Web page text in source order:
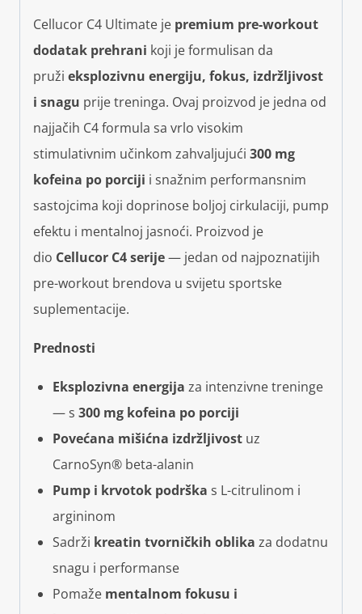
Cellucor C4 Ultimate je premium pre-workout
dodatak prehrani koji je formulisan da
pruži eksplozivnu energiju, fokus, izdržljivost
i snagu prije treninga. Ovaj proizvod je jedna od
najjačih C4 formula sa vrlo visokim
stimulativnim učinkom zahvaljujući 300 mg
kofeina po porciji i snažnim performansnim
sastojcima koji doprinose boljoj cirkulaciji, pump
efektu i mentalnoj jasnoći. Proizvod je
dio Cellucor C4 serije— jedan od najpoznatijih
pre-workout brendova u svijetu sportske
suplementacije.
Prednosti
Eksplozivna energija za intenzivne treninge
— s 300 mg kofeina po porciji
Povećana mišićna izdržljivost uz
CarnoSyn® beta-alanin
Pump i krvotok podrška s L-citrulinom i
argininom
Sadrži kreatin tvorničkih oblika za dodatnu
snagu i performanse
Pomaže mentalnom fokusu i